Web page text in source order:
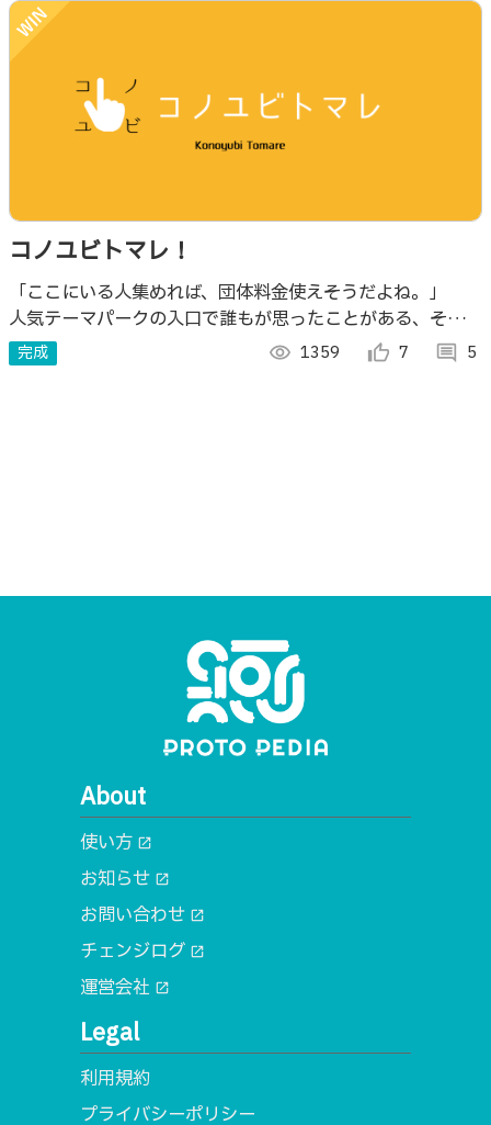
コノユビトマレ！
「ここにいる人集めれば、団体料金使えそうだよね。」
人気テーマパークの入口で誰もが思ったことがある、そんな
気持ちを形にしました。 ワンタッチで参加者募集・決済が
できる即席グルーピングアプリです。
完成 visibility 1359 thumb_up_alt 7 comment 5
About
使い方 open_in_new
お知らせ open_in_new
お問い合わせ open_in_new
チェンジログ open_in_new
運営会社 open_in_new
Legal
利用規約
プライバシーポリシー